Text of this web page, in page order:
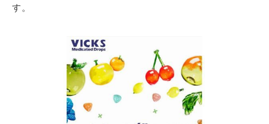
す。